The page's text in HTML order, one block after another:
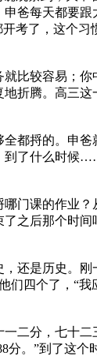
爸每天都要
考了，这个
比较容易；
折腾。高
都捋的。申
了什么时候
门课的作业？
之后那个时
还是历史。
四个了，“
二分，七十
。”到了这个